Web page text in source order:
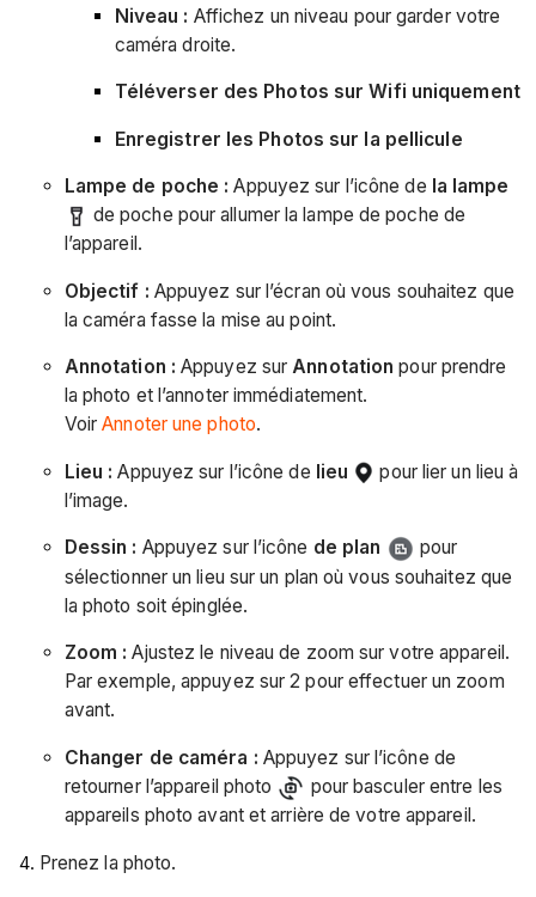
Niveau : Affichez un niveau pour garder votre
caméra droite.
Téléverser des Photos sur Wifi uniquement
Enregistrer les Photos sur la pellicule
Lampe de poche : Appuyez sur l’icône de la lampe
de poche pour allumer la lampe de poche de
l’appareil.
Objectif : Appuyez sur l’écran où vous souhaitez que
la caméra fasse la mise au point.
Annotation : Appuyez surAnnotation pour prendre
la photo et l’annoter immédiatement.
VoirAnnoter une photo.
Lieu : Appuyez sur l’icône de lieu
pour lier un lieu à
l’image.
Dessin : Appuyez sur l’icône de plan
pour
sélectionner un lieu sur un plan où vous souhaitez que
la photo soit épinglée.
Zoom : Ajustez le niveau de zoom sur votre appareil.
Par exemple, appuyez sur 2 pour effectuer un zoom
avant.
Changer de caméra : Appuyez sur l’icône de
retourner l’appareil photo
pour basculer entre les
appareils photo avant et arrière de votre appareil.
Prenez la photo.